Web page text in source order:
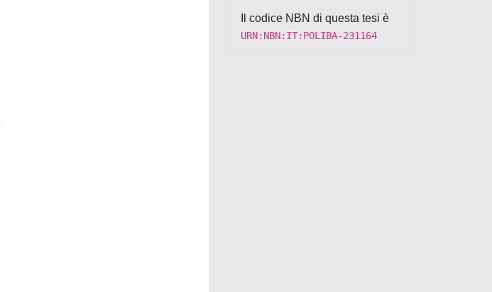
Il codice NBN di questa tesi è
URN:NBN:IT:POLIBA-231164